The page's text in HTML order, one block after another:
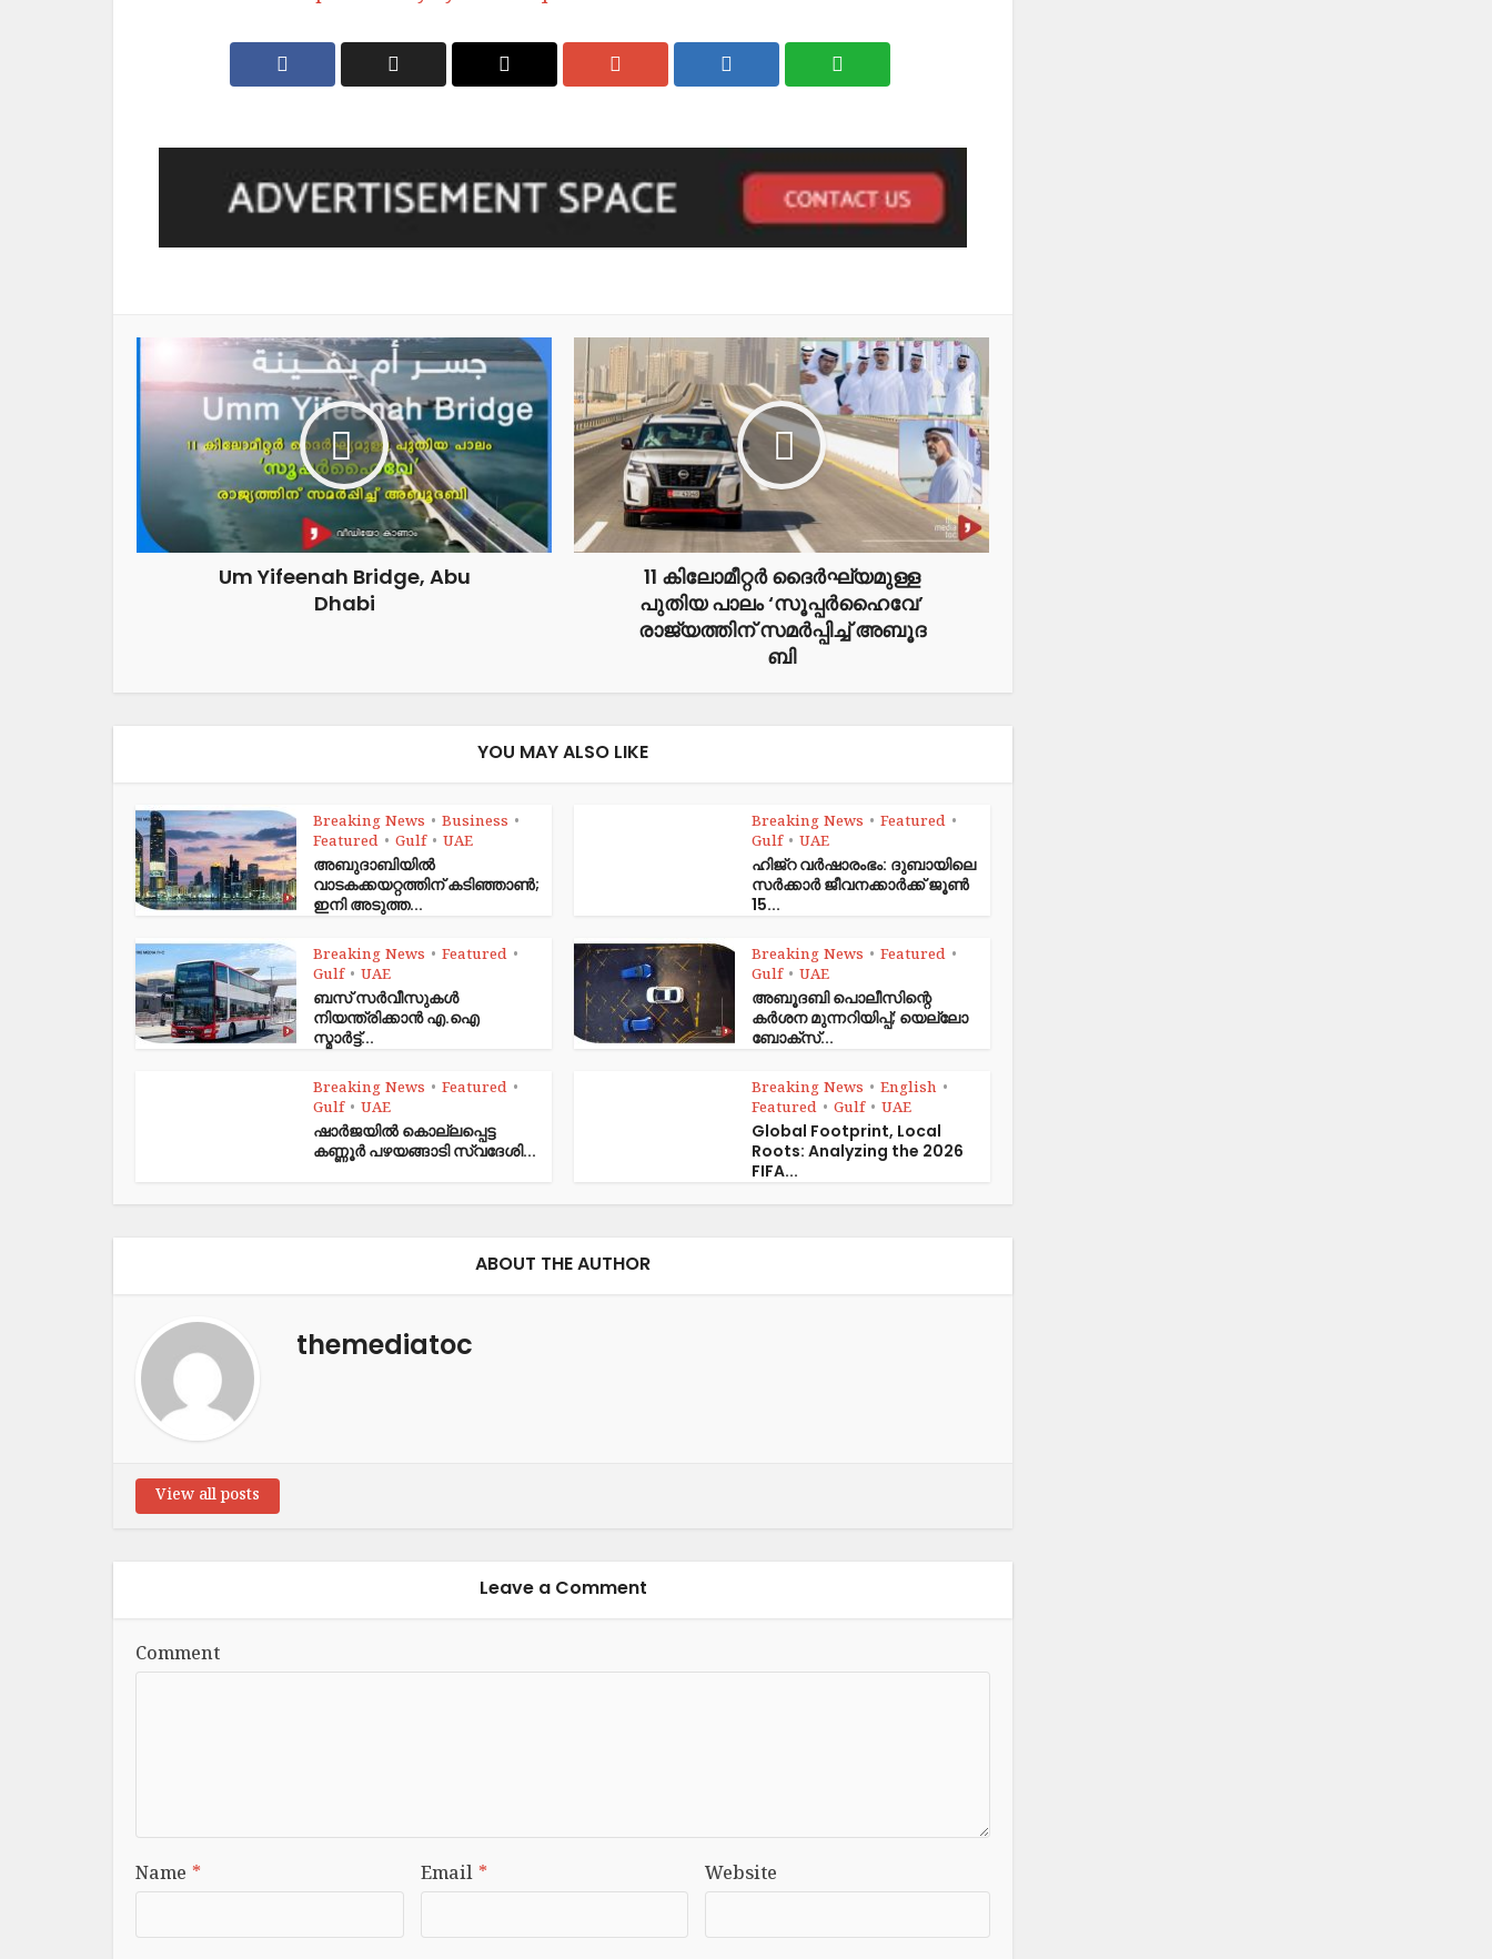
Um Yifeenah Bridge, Abu
Dhabi
11 കി​ലോ​മീ​റ്റ​ര്‍ ദൈ​ര്‍ഘ്യ​മു​ള്ള
പു​തി​യ പാ​ലം ‘സൂ​പ്പ​ര്‍ഹൈ​വേ’
രാജ്യത്തിന് സമർപ്പിച്ച്‌ അ​ബൂ​ദ​
ബി​
YOU MAY ALSO LIKE
Breaking News • Business •
Featured • Gulf • UAE
അബുദാബിയിൽ
വാടകക്കയറ്റത്തിന് കടിഞ്ഞാൺ;
ഇനി അടുത്ത...
Breaking News • Featured •
Gulf • UAE
ഹിജ്‌റ വർഷാരംഭം: ദുബായിലെ
സർക്കാർ ജീവനക്കാർക്ക് ജൂൺ
15...
Breaking News • Featured •
Gulf • UAE
ബസ് സർവീസുകൾ
നിയന്ത്രിക്കാൻ എ.ഐ
സ്മാർട്ട്...
Breaking News • Featured •
Gulf • UAE
അബൂദബി പൊലീസിന്റെ
കർശന മുന്നറിയിപ്പ്; യെല്ലോ
ബോക്സ്...
Breaking News • Featured •
Gulf • UAE
ഷാര്‍ജയില്‍ കൊല്ലപ്പെട്ട
കണ്ണൂര്‍ പഴയങ്ങാടി സ്വദേശി...
Breaking News • English •
Featured • Gulf • UAE
Global Footprint, Local
Roots: Analyzing the 2026
FIFA...
ABOUT THE AUTHOR
themediatoc
View all posts
Leave a Comment
Comment
Name * Email * Website